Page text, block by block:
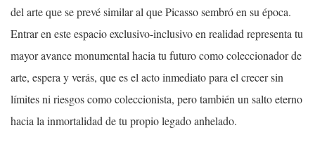
del arte que se prevé similar al que Picasso sembró en su época.
Entrar en este espacio exclusivo-inclusivo en realidad representa tu
mayor avance monumental hacia tu futuro como coleccionador de
arte, espera y verás, que es el acto inmediato para el crecer sin
límites ni riesgos como coleccionista, pero también un salto eterno
hacia la inmortalidad de tu propio legado anhelado.